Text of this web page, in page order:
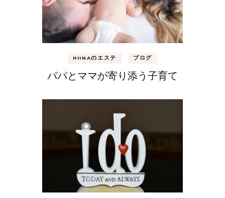
HIINAのエステ ブログ
パパとママが寄り添う子育て